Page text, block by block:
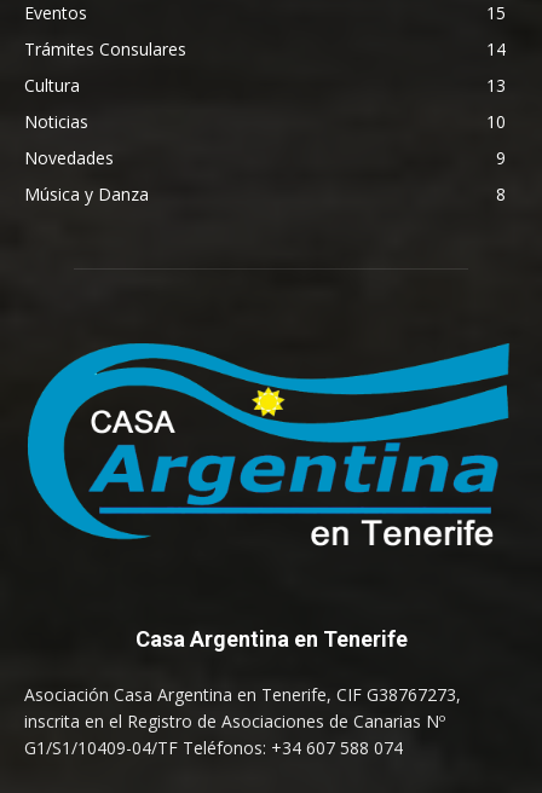
Eventos
15
Trámites Consulares
14
Cultura
13
Noticias
10
Novedades
9
Música y Danza
8
Casa Argentina en Tenerife
Asociación Casa Argentina en Tenerife, CIF G38767273,
inscrita en el Registro de Asociaciones de Canarias Nº
G1/S1/10409-04/TF Teléfonos: +34 607 588 074